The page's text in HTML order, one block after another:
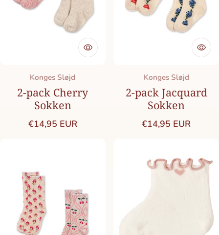
Merk:
Konges Sløjd
2-pack Cherry
Sokken
Normale prijs
€14,95 EUR
Merk:
Konges Sløjd
2-pack Jacquard
Sokken
Normale prijs
€14,95 EUR